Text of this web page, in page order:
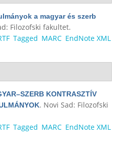
a magyar és szerb
Filozofski fakultet.
Tagged MARC EndNote XML
KONTRASZTÍV
. Novi Sad: Filozofski
Tagged MARC EndNote XML